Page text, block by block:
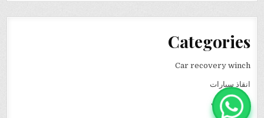
Categories
Car recovery winch
انقاذ سيارات
نقل كرفانات